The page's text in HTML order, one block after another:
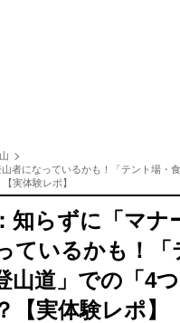
者になっているかも！「テント場・
実体験レポ】
知らずに「マナ
ているかも！「
山道」での「4
【実体験レポ】